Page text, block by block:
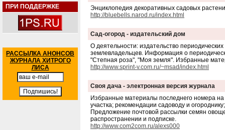
ПРИ ПОДДЕРЖКЕ
РАССЫЛКА АНОНСОВ
ЖУРНАЛА ХИТРОГО
ЛИСА
Энциклопедия декоративных садовых
http://bluebells.narod.ru/index.html
Сад-огород - издательский дом
О деятельности: издательство
землевладельцев. Информация о
"Степная роза", "Моя земля". Избранные
http://www.sprint-v.com.ru/~msad/index.html
Своя дача - электронная версия журнала
Избранные материалы последнего номера на
участка; рекомендации садоводу и
Предложение почтовой рассылки семян
распространении и подписке.
http://www.com2com.ru/alexs000